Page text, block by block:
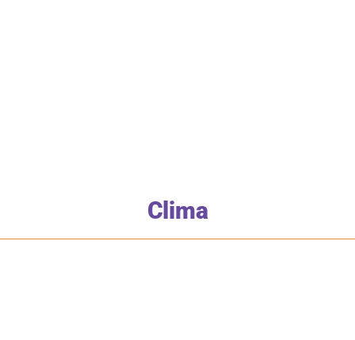
Clima